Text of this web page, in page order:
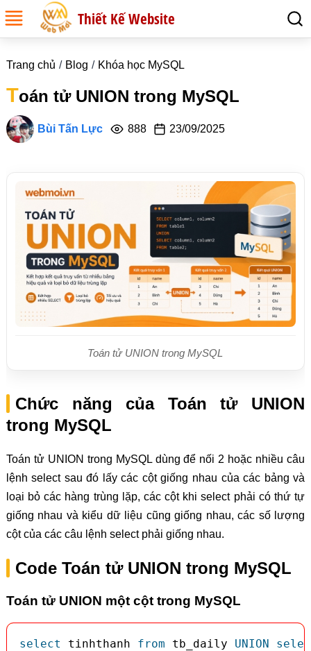
Thiết Kế Website
Trang chủ Blog Khóa học MySQL
Toán tử UNION trong MySQL
Bùi Tấn Lực 888 23/09/2025
Toán tử UNION trong MySQL
Chức năng của Toán tử UNION
trong MySQL
Toán tử UNION trong MySQL dùng để nối 2 hoặc nhiều câu
lệnh select sau đó lấy các cột giống nhau của các bảng và
loại bỏ các hàng trùng lặp, các cột khi select phải có thứ tự
giống nhau và kiểu dữ liệu cũng giống nhau, các số lượng
cột của các câu lệnh select phải giống nhau.
Code Toán tử UNION trong MySQL
Toán tử UNION một cột trong MySQL
select tinhthanh from tb_daily UNION